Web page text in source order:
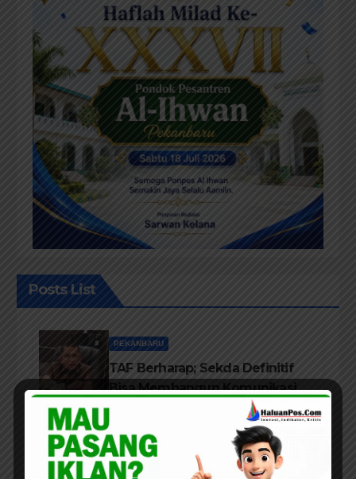
Posts List
PEKANBARU
TAF Berharap; Sekda Definitif
Bisa Membangun Komunikasi
Antara Eksekutif dan Legislatif
ARTIKEL POLITIK
Pandangan Pengamat Politik